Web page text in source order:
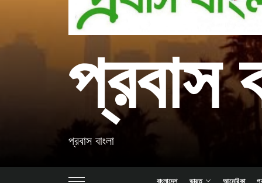
প্রবাস
প্রবাস বাংলা
বাংলাদেশ ভারত আমেরিকা